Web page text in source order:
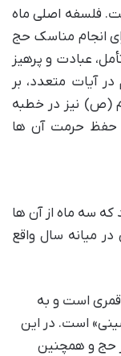
فلسفه اصلی ماه
انجام مناسک حج
عبادت و پرهیز
آیات متعدد، بر
(ص) نیز در خطبه
حفظ حرمت آن ها
سه ماه از آن ها
میانه سال واقع
قمری است و به
است. در این
حج و همچنین